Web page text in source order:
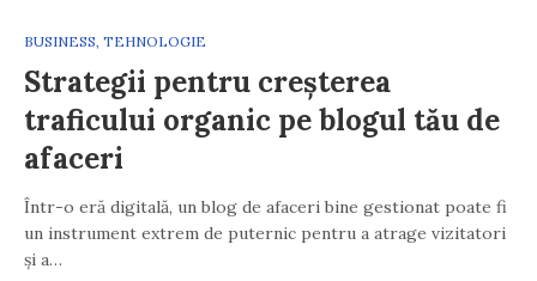
BUSINESS, TEHNOLOGIE
Strategii pentru creșterea
traficului organic pe blogul tău de
afaceri
Într-o eră digitală, un blog de afaceri bine gestionat poate fi
un instrument extrem de puternic pentru a atrage vizitatori
și a…